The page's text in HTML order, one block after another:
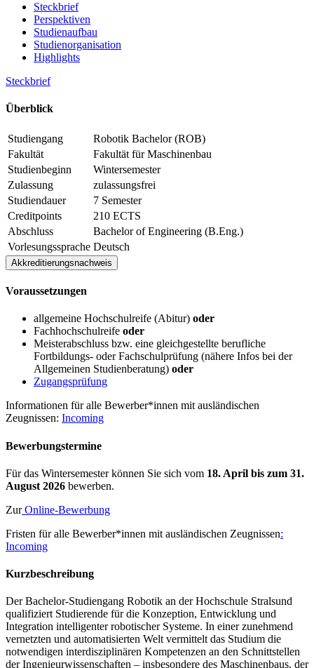
Steckbrief
Perspektiven
Studienaufbau
Studienorganisation
Highlights
Steckbrief
Über­blick
Studiengang
Robotik Bachelor (ROB)
Fakultät
Fakultät für Maschinenbau
Studienbeginn
Wintersemester
Zulassung
zulassungsfrei
Studiendauer
7 Semester
Creditpoints
210 ECTS
Abschluss
Bachelor of Engineering (B.Eng.)
Vorlesungssprache Deutsch
Akkreditierungsnachweis
Die Erstakkreditierung dieses neuen Studiengangs wird zusammen
mit der Reakkreditierung der WING-Studiengänge im Herbst 2027
angestrebt.
Vor­aus­set­zun­gen
allgemeine Hochschulreife (Abitur) oder
Fachhochschulreife oder
Meisterabschluss bzw. eine gleichgestellte berufliche
Fortbildungs- oder Fachschulprüfung (nähere Infos bei der
Allgemeinen Studienberatung) oder
Zugangsprüfung
Informationen für alle Bewerber*innen mit ausländischen
Zeugnissen: Incoming
Be­wer­bungs­ter­mi­ne
Für das Wintersemester können Sie sich vom 18. April bis zum 31.
August 2026 bewerben.
ZurOnline-Bewerbung
Fristen für alle Bewerber*innen mit ausländischen Zeugnissen:
Incoming
Kurz­be­schrei­bung
Der Bachelor-Studiengang Robotik an der Hochschule Stralsund
qualifiziert Studierende für die Konzeption, Entwicklung und
Integration intelligenter robotischer Systeme. In einer zunehmend
vernetzten und automatisierten Welt vermittelt das Studium die
notwendigen interdisziplinären Kompetenzen an den Schnittstellen
der Ingenieurwissenschaften – insbesondere des Maschinenbaus, der